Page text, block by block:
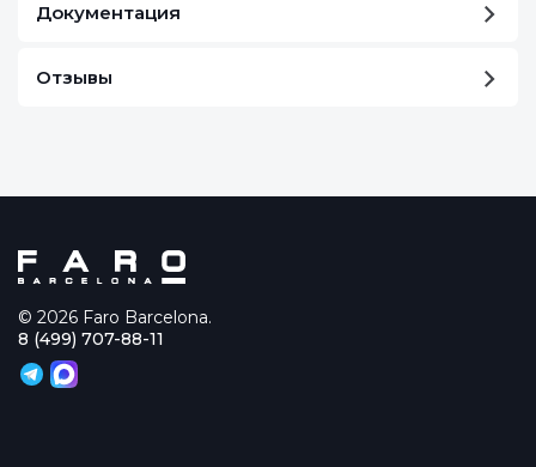
Документация
Отзывы
© 2026 Faro Barcelona.
8 (499) 707-88-11